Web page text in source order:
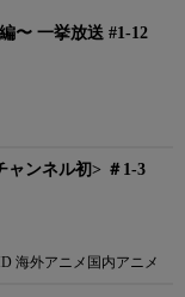
〜 一挙放送 #1-12
ャンネル初> ＃1-3
海外アニメ国内アニメ